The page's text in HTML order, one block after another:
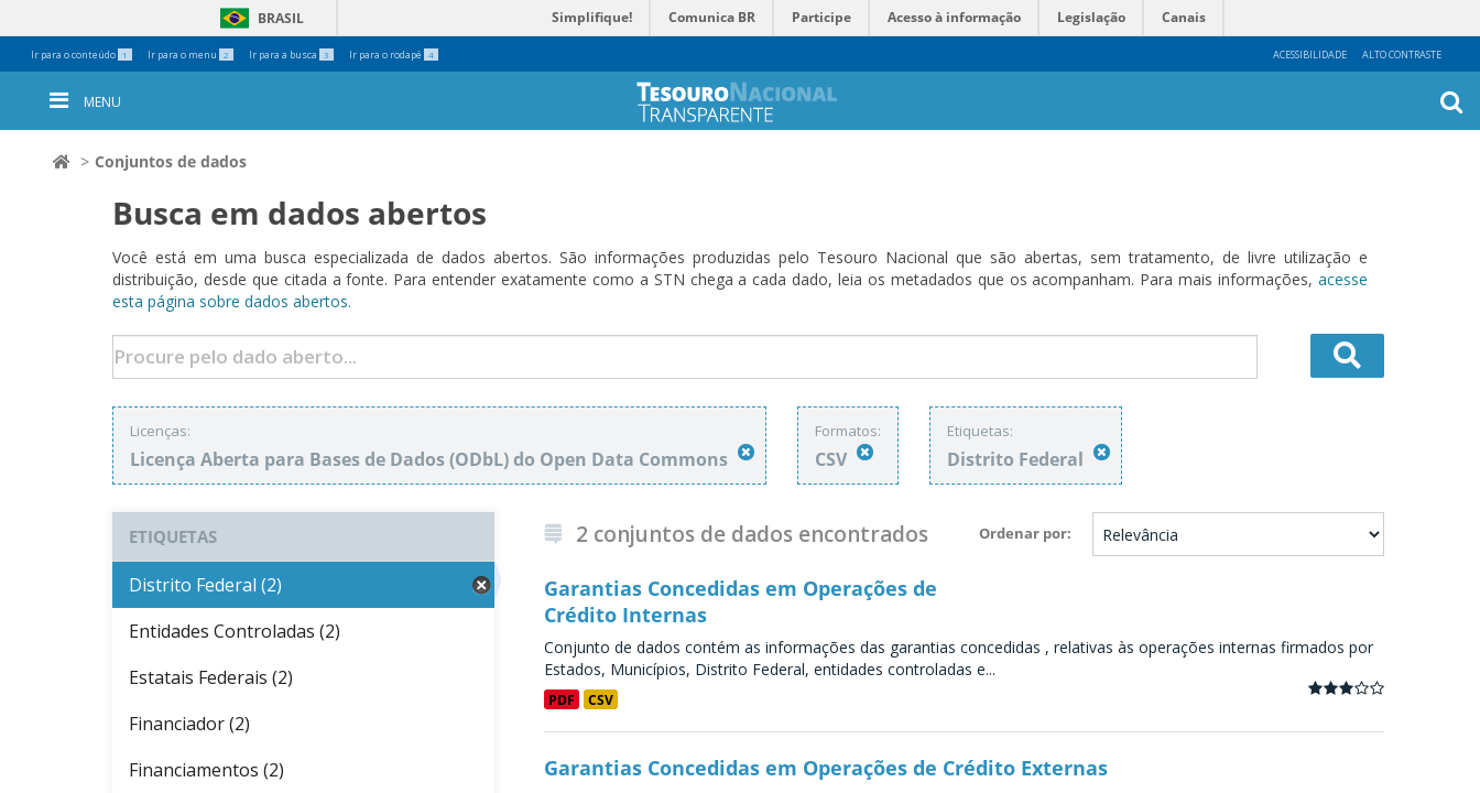
Ir para o conteúdo 1 Ir para o menu 2 Ir para a busca 3 Ir para o rodapé 4 ACESSIBILIDADE ALTO CONTRASTE
BRASIL Simplifique! Comunica BR Participe Acesso à informação Legislação Canais
Ferramentas
Pessoais
MENU
Conjuntos de dados
Busca em dados abertos
Você está em uma busca especializada de dados abertos. São informações produzidas pelo Tesouro Nacional que são abertas, sem tratamento, de livre utilização e
distribuição, desde que citada a fonte. Para entender exatamente como a STN chega a cada dado, leia os metadados que os acompanham. Para mais informações, acesse
esta página sobre dados abertos.
Licenças:
Licença Aberta para Bases de Dados (ODbL) do Open Data Commons
Formatos:
CSV
Etiquetas:
Distrito Federal
Ordenar por
2 conjuntos de dados encontrados
Garantias Concedidas em Operações de
Crédito Internas
Conjunto de dados contém as informações das garantias concedidas , relativas às operações internas firmados por
Estados, Municípios, Distrito Federal, entidades controladas e...
PDF CSV
Garantias Concedidas em Operações de Crédito Externas
ETIQUETAS
Distrito Federal (2)
Entidades Controladas (2)
Estatais Federais (2)
Financiador (2)
Financiamentos (2)